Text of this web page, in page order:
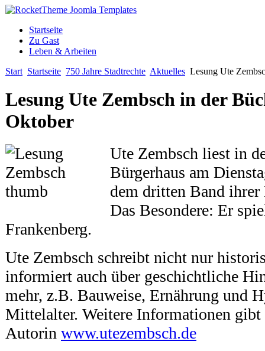
Startseite
Zu Gast
Leben & Arbeiten
Start Startseite 750 Jahre Stadtrechte Aktuelles Lesung Ute
Lesung Ute Zembsch in der
Oktober
Ute Zembsch liest in
Bürgerhaus am
dem dritten Band
Das Besondere: Er
Frankenberg.
Ute Zembsch schreibt nicht nur
informiert auch über geschichtliche
mehr, z.B. Bauweise, Ernährung und
Mittelalter. Weitere Informationen gibt
Autorin www.utezembsch.de